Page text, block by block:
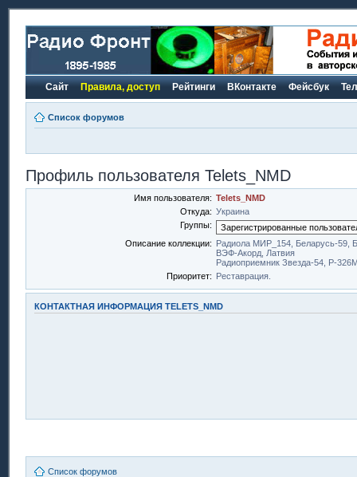
Сайт Правила, доступ Рейтинги ВКонтакте Фейсбук
Список форумов
Профиль пользователя Telets_NMD
Имя пользователя: Telets_NMD
Откуда: Украина
Группы:
Описание коллекции: Радиола МИР_154, Беларусь-59,
ВЭФ-Акорд, Латвия
Радиоприемник Звезда-54, Р-
Приоритет: Реставрация.
КОНТАКТНАЯ ИНФОРМАЦИЯ TELETS_NMD
Список форумов